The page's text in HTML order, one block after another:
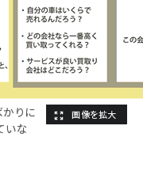
かりに
いな